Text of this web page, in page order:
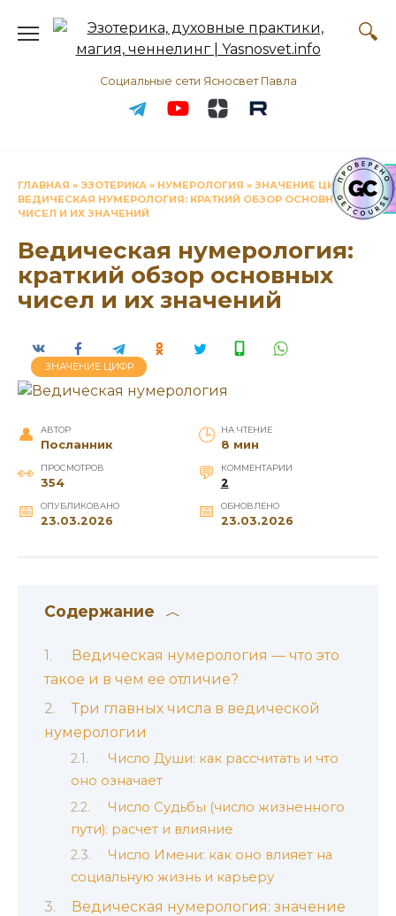
содержанию
Социальные сети Ясносвет Павла
ГЛАВНАЯ » ЭЗОТЕРИКА » НУМЕРОЛОГИЯ » ЗНАЧЕНИЕ ЦИФР»
ВЕДИЧЕСКАЯ НУМЕРОЛОГИЯ: КРАТКИЙ ОБЗОР ОСНОВНЫХ
ЧИСЕЛ И ИХ ЗНАЧЕНИЙ
Ведическая нумерология:
краткий обзор основных
чисел и их значений
ЗНАЧЕНИЕ ЦИФР
АВТОР
Посланник
НА ЧТЕНИЕ
8 мин
ПРОСМОТРОВ
354
КОММЕНТАРИИ
2
ОПУБЛИКОВАНО
23.03.2026
ОБНОВЛЕНО
23.03.2026
Содержание
Ведическая нумерология — что это
такое и в чем ее отличие?
Три главных числа в ведической
нумерологии
Число Души: как рассчитать и что
оно означает
Число Судьбы (число жизненного
пути): расчет и влияние
Число Имени: как оно влияет на
социальную жизнь и карьеру
Ведическая нумерология: значение